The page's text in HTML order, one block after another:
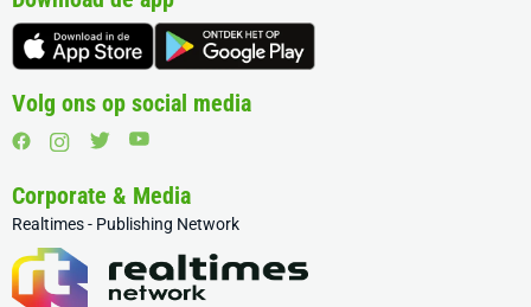
Volg ons op social media
Corporate & Media
Realtimes - Publishing Network